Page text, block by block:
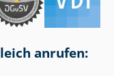
anrufen: